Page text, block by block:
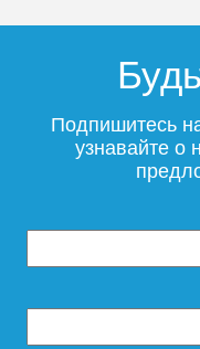
Подпишитесь
узнавайте о